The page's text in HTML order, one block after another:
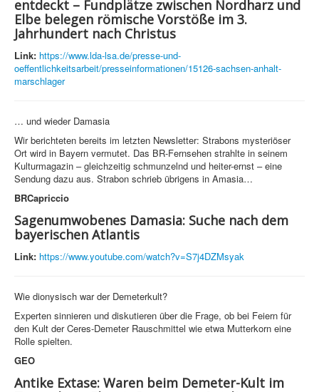
entdeckt – Fundplätze zwischen Nordharz und
Elbe belegen römische Vorstöße im 3.
Jahrhundert nach Christus
Link: https://www.lda-lsa.de/presse-und-
oeffentlichkeitsarbeit/presseinformationen/15126-sachsen-anhalt-
marschlager
… und wieder Damasia
Wir berichteten bereits im letzten Newsletter: Strabons mysteriöser
Ort wird in Bayern vermutet. Das BR-Fernsehen strahlte in seinem
Kulturmagazin – gleichzeitig schmunzelnd und heiter-ernst – eine
Sendung dazu aus. Strabon schrieb übrigens in Amasia…
BRCapriccio
Sagenumwobenes Damasia: Suche nach dem
bayerischen Atlantis
Link: https://www.youtube.com/watch?v=S7j4DZMsyak
Wie dionysisch war der Demeterkult?
Experten sinnieren und diskutieren über die Frage, ob bei Feiern für
den Kult der Ceres-Demeter Rauschmittel wie etwa Mutterkorn eine
Rolle spielten.
GEO
Antike Extase: Waren beim Demeter-Kult im